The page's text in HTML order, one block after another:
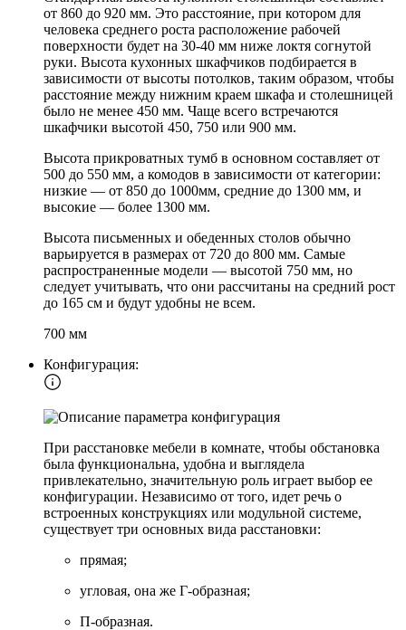
от 860 до 920 мм. Это расстояние, при котором для
человека среднего роста расположение рабочей
поверхности будет на 30-40 мм ниже локтя согнутой
руки. Высота кухонных шкафчиков подбирается в
зависимости от высоты потолков, таким образом, чтобы
расстояние между нижним краем шкафа и столешницей
было не менее 450 мм. Чаще всего встречаются
шкафчики высотой 450, 750 или 900 мм.
Высота прикроватных тумб в основном составляет от
500 до 550 мм, а комодов в зависимости от категории:
низкие — от 850 до 1000мм, средние до 1300 мм, и
высокие — более 1300 мм.
Высота письменных и обеденных столов обычно
варьируется в размерах от 720 до 800 мм. Самые
распространенные модели — высотой 750 мм, но
следует учитывать, что они рассчитаны на средний рост
до 165 см и будут удобны не всем.
700 мм
Конфигурация:
При расстановке мебели в комнате, чтобы обстановка
была функциональна, удобна и выглядела
привлекательно, значительную роль играет выбор ее
конфигурации. Независимо от того, идет речь о
встроенных конструкциях или модульной системе,
существует три основных вида расстановки:
прямая;
угловая, она же Г-образная;
П-образная.